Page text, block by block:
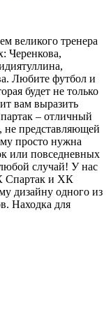
великого тренера
Черенкова,
Любите футбол и
будет не только
вам выразить
– отличный
не представляющей
просто нужна
или повседневных
случай! У нас
Спартак и ХК
дизайну одного из
Находка для